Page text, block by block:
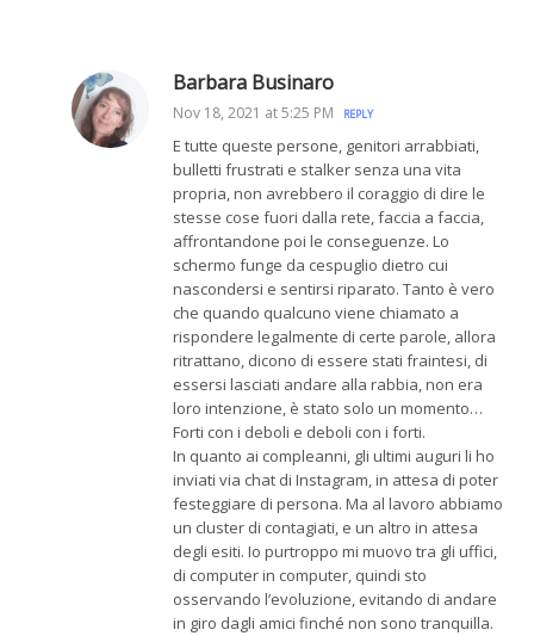
Barbara Businaro
Nov 18, 2021 at 5:25 PM REPLY
E tutte queste persone, genitori arrabbiati,
bulletti frustrati e stalker senza una vita
propria, non avrebbero il coraggio di dire le
stesse cose fuori dalla rete, faccia a faccia,
affrontandone poi le conseguenze. Lo
schermo funge da cespuglio dietro cui
nascondersi e sentirsi riparato. Tanto è vero
che quando qualcuno viene chiamato a
rispondere legalmente di certe parole, allora
ritrattano, dicono di essere stati fraintesi, di
essersi lasciati andare alla rabbia, non era
loro intenzione, è stato solo un momento…
Forti con i deboli e deboli con i forti.
In quanto ai compleanni, gli ultimi auguri li ho
inviati via chat di Instagram, in attesa di poter
festeggiare di persona. Ma al lavoro abbiamo
un cluster di contagiati, e un altro in attesa
degli esiti. Io purtroppo mi muovo tra gli uffici,
di computer in computer, quindi sto
osservando l’evoluzione, evitando di andare
in giro dagli amici finché non sono tranquilla.